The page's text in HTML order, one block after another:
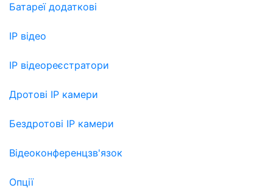
Батареї додаткові
IP відео
IP відеореєстратори
Дротові IP камери
Бездротові IP камери
Відеоконференцзв'язок
Опції